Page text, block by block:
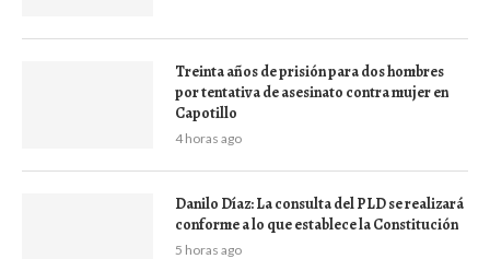
Treinta años de prisión para dos hombres
por tentativa de asesinato contra mujer en
Capotillo
4 horas ago
Danilo Díaz: La consulta del PLD se realizará
conforme a lo que establece la Constitución
5 horas ago